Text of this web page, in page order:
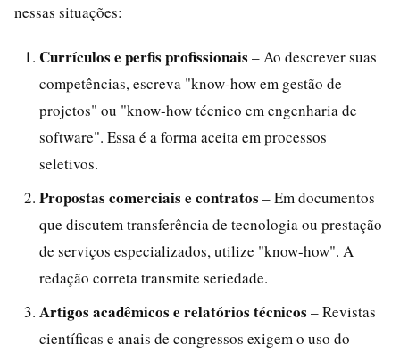
nessas situações:
Currículos e perfis profissionais – Ao descrever suas
competências, escreva "know-how em gestão de
projetos" ou "know-how técnico em engenharia de
software". Essa é a forma aceita em processos
seletivos.
Propostas comerciais e contratos – Em documentos
que discutem transferência de tecnologia ou prestação
de serviços especializados, utilize "know-how". A
redação correta transmite seriedade.
Artigos acadêmicos e relatórios técnicos – Revistas
científicas e anais de congressos exigem o uso do